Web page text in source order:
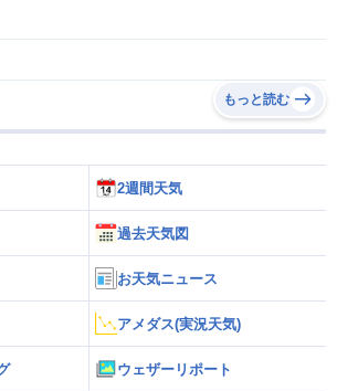
もっと読む
2週間天気
過去天気図
お天気ニュース
アメダス(実況天気)
ウェザーリポート